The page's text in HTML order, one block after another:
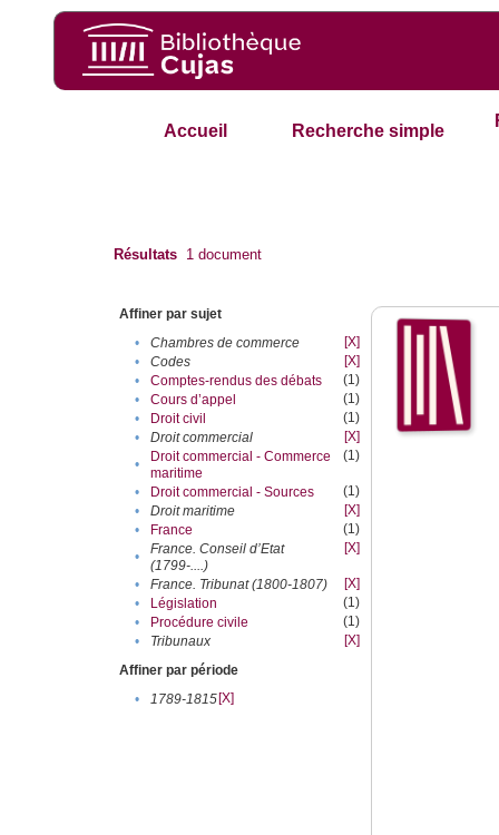
Accueil Recherche simple
Résultats 1 document
Affiner par sujet
•
Chambres de commerce
[X]
•
Codes
[X]
•
Comptes-rendus des débats
(1)
•
Cours d’appel
(1)
•
Droit civil
(1)
•
Droit commercial
[X]
•
Droit commercial - Commerce
maritime
(1)
• Droit commercial - Sources
(1)
•
Droit maritime
[X]
•
France
(1)
•
France. Conseil d’Etat
(1799-....)
[X]
• France. Tribunat (1800-1807)
[X]
•
Législation
(1)
•
Procédure civile
(1)
•
Tribunaux
[X]
Affiner par période
•
1789-1815[X]